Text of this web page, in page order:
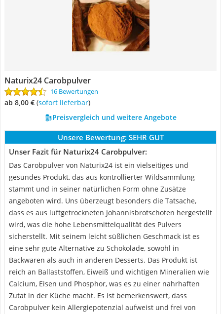
Naturix24 Carobpulver
16 Bewertungen
ab 8,00 € ( Sofort lieferbar)
Preisvergleich und weitere Angebote
Unsere Bewertung: SEHR GUT
Unser Fazit für Naturix24 Carobpulver:
Das Carobpulver von Naturix24 ist ein vielseitiges und
gesundes Produkt, das aus kontrollierter Wildsammlung
stammt und in seiner natürlichen Form ohne Zusätze
angeboten wird. Uns überzeugt besonders die Tatsache,
dass es aus luftgetrockneten Johannisbrotschoten hergestellt
wird, was die hohe Lebensmittelqualität des Pulvers
sicherstellt. Mit seinem leicht süßlichen Geschmack ist es
eine sehr gute Alternative zu Schokolade, sowohl in
Backwaren als auch in anderen Desserts. Das Produkt ist
reich an Ballaststoffen, Eiweiß und wichtigen Mineralien wie
Calcium, Eisen und Phosphor, was es zu einer nahrhaften
Zutat in der Küche macht. Es ist bemerkenswert, dass
Carobpulver kein Allergiepotenzial aufweist und frei von